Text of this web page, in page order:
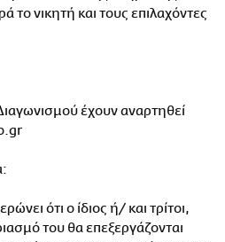
το νικητή και τους επιλαχόντες
έχουν αναρτηθεί
ότι ο ίδιος ή/ και τρίτοι,
του θα επεξεργάζονται